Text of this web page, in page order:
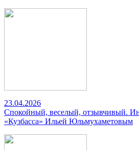
23.04.2026
Спокойный, веселый, отзывчивый.
«Кузбасса» Ильей Юльмухаметовым